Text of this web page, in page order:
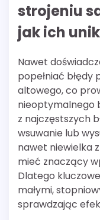
strojeniu
jak ich
Nawet
popełniać błędy
altowego, co
nieoptymalnego
z najczęstszych
wsuwanie lub
nawet niewielka
mieć znaczący
Dlatego
małymi,
sprawdzając